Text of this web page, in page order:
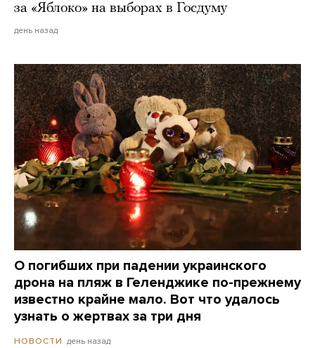
за «Яблоко» на выборах в Госдуму
день назад
О погибших при падении украинского
дрона на пляж в Геленджике по-прежнему
известно крайне мало. Вот что удалось
узнать о жертвах за три дня
НОВОСТИ день назад